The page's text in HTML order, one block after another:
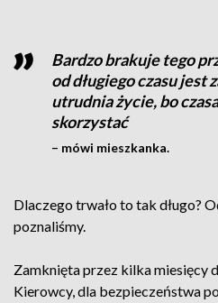
Bardzo brakuje tego
od długiego czasu jest
utrudnia życie, bo
skorzystać
– mówi mieszkanka.
Dlaczego trwało to tak długo?
poznaliśmy.
Zamknięta przez kilka miesięcy
Kierowcy, dla bezpieczeństwa